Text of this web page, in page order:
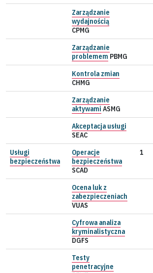
Zarządzanie
wydajnością
CPMG
Zarządzanie
problemem PBMG
Kontrola zmian
CHMG
Zarządzanie
aktywami ASMG
Akceptacja usługi
SEAC
Usługi
bezpieczeństwa
Operacje
bezpieczeństwa
SCAD
1
Ocena luk z
zabezpieczeniach
VUAS
Cyfrowa analiza
kryminalistyczna
DGFS
Testy
penetracyjne